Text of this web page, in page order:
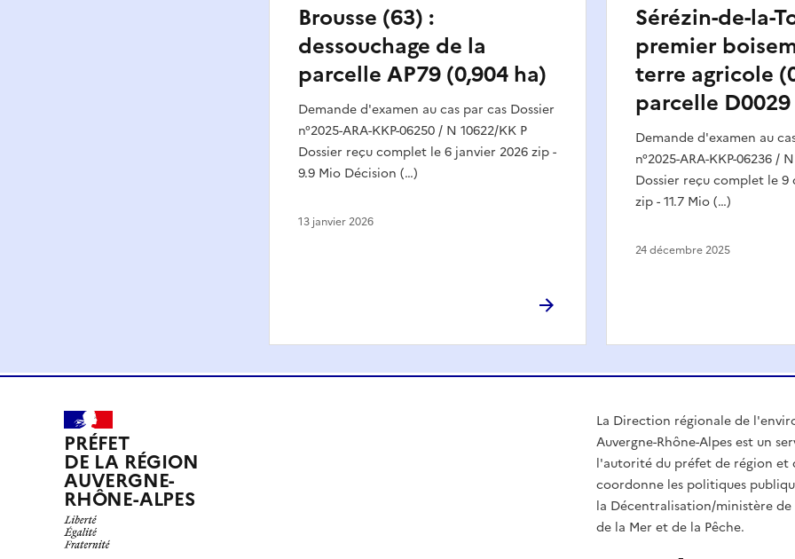
Brousse (63) :
dessouchage de la
parcelle AP79 (0,904 ha)
Demande d'examen au cas par cas Dossier
n°2025-ARA-KKP-06250 / N 10622/KK P
Dossier reçu complet le 6 janvier 2026 zip -
9.9 Mio Décision (…)
13 janvier 2026
Sérézin-de-la-
premier
terre agricole
parcelle D0029
Demande d'examen au
n°2025-ARA-KKP-06236 /
Dossier reçu complet le 9
zip - 11.7 Mio (…)
24 décembre 2025
PRÉFET
DE LA RÉGION
AUVERGNE-
RHÔNE-ALPES
La Direction régionale de
Auvergne-Rhône-Alpes est un
l'autorité du préfet de région et
coordonne les politiques
la Décentralisation/ministère
de la Mer et de la Pêche.